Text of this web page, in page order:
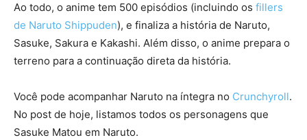
Ao todo, o anime tem 500 episódios (incluindo os fillers
de Naruto Shippuden), e finaliza a história de Naruto,
Sasuke, Sakura e Kakashi. Além disso, o anime prepara o
terreno para a continuação direta da história.
Você pode acompanhar Naruto na íntegra no Crunchyroll.
No post de hoje, listamos todos os personagens que
Sasuke Matou em Naruto.